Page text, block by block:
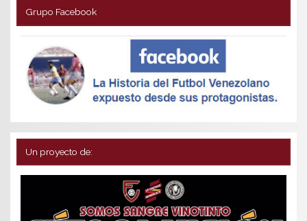
Grupo Facebook
Un proyecto de: